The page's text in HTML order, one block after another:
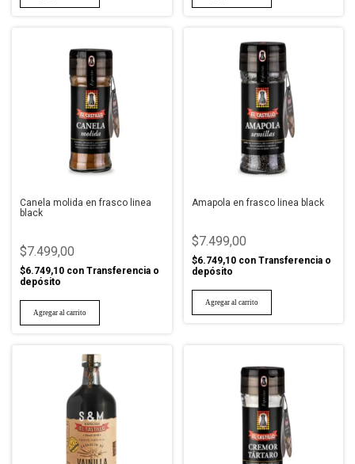
Canela molida en frasco linea
black
$7.499,00
$6.749,10 con Transferencia o
depósito
Amapola en frasco linea black
$7.499,00
$6.749,10 con Transferencia o
depósito